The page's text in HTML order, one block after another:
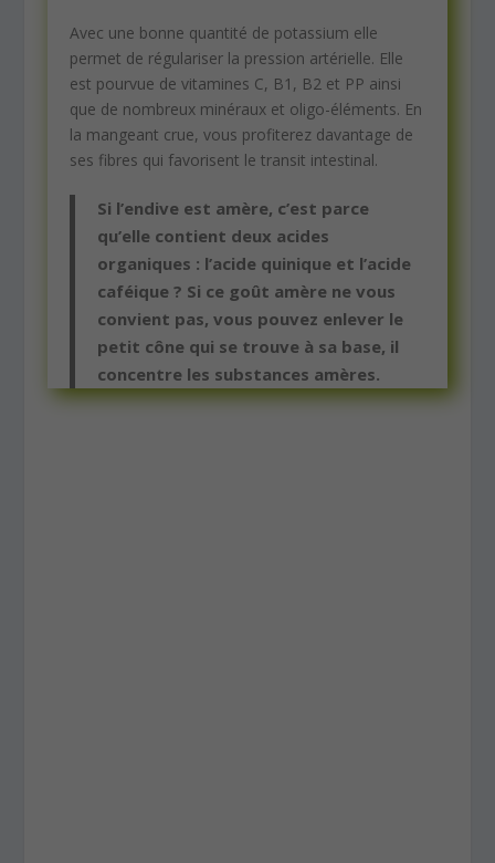
Avec une bonne quantité de potassium elle
permet de régulariser la pression artérielle. Elle
est pourvue de vitamines C, B1, B2 et PP ainsi
que de nombreux minéraux et oligo-éléments. En
la mangeant crue, vous profiterez davantage de
ses fibres qui favorisent le transit intestinal.
Si l’endive est amère, c’est parce
qu’elle contient deux acides
organiques : l’acide quinique et l’acide
caféique ? Si ce goût amère ne vous
convient pas, vous pouvez enlever le
petit cône qui se trouve à sa base, il
concentre les substances amères.